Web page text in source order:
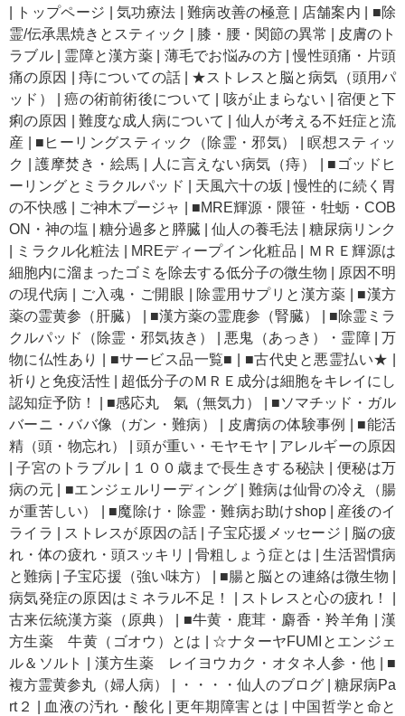
トップページ 気功療法 難病改善の極意 店舗案内
■除
霊/伝承黒焼きとスティック
膝・腰・関節の異常
皮膚のト
ラブル| 霊障と漢方薬 薄毛でお悩みの方|慢性頭痛・片頭
痛の原因
痔についての話| ★ストレスと脳と病気（頭用パ
ッド）
|癌の術前術後について 咳が止まらない |宿便と下
痢の原因
難度な成人病について
仙人が考える不妊症と流
産
■ヒーリングスティック（除霊・邪気） |瞑想スティッ
ク
|護摩焚き・絵馬 人に言えない病気（痔）
■ゴッドヒ
ーリングとミラクルパッド
天風六十の坂 |慢性的に続く胃
の不快感
ご神木プージャ
■MRE輝源・隈笹・牡蛎・COB
ON・神の塩
糖分過多と膵臓 仙人の養毛法
糖尿病リンク
ミラクル化粧法 MREディープイン化粧品
ＭＲＥ輝源は
細胞内に溜まったゴミを除去する低分子の微生物
原因不明
の現代病
ご入魂・ご開眼 除霊用サプリと漢方薬
■漢方
薬の霊黄参（肝臓）
■漢方薬の霊鹿参（腎臓）
■除霊ミラ
クルパッド（除霊・邪気抜き）
悪鬼（あっき）・霊障|万
物に仏性あり
■サービス品一覧■ ■古代史と悪霊払い★
祈りと免疫活性
超低分子のＭＲＥ成分は細胞をキレイにし
認知症予防！
■感応丸 氣（無気力）
■ソマチッド・ガル
バーニ・ババ像（ガン・難病）
皮膚病の体験事例
■能活
精（頭・物忘れ）
|頭が重い・モヤモヤ
アレルギーの原因
|子宮のトラブル １００歳まで長生きする秘訣
便秘は万
病の元
■エンジェルリーディング
難病は仙骨の冷え（腸
が重苦しい）
■魔除け・除霊・難病お助けshop| 産後のイ
ライラ
ストレスが原因の話|子宝応援メッセージ
脳の疲
れ・体の疲れ・頭スッキリ
|骨粗しょう症とは |生活習慣病
と難病 |子宝応援（強い味方） ■腸と脳との連絡は微生物
病気発症の原因はミネラル不足！
ストレスと心の疲れ！
古来伝統漢方薬（原典）
■牛黄・鹿茸・麝香・羚羊角 |漢
方生薬 牛黄（ゴオウ）とは
☆ナターヤFUMIとエンジェ
ル＆ソルト
漢方生薬 レイヨウカク・オタネ人参・他
■
複方霊黄参丸（婦人病）
・・・・仙人のブログ
糖尿病Pa
rt２
血液の汚れ・酸化 |更年期障害とは 中国哲学と命と